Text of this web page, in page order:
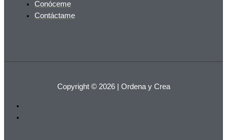
Conóceme
Contáctame
Copyright © 2026 | Ordena y Crea